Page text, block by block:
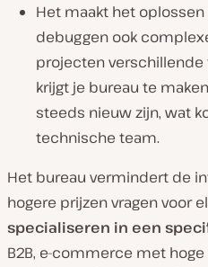
Het maakt het
debuggen ook
projecten verschillende
krijgt je bureau te
steeds nieuw zijn, wat
technische team.
Het bureau vermindert de
hogere prijzen vragen voor
specialiseren in een
B2B, e-commerce met